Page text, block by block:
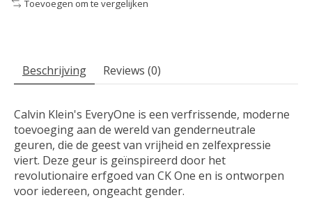
Toevoegen om te vergelijken
Beschrijving Reviews (0)
Calvin Klein's EveryOne is een verfrissende, moderne
toevoeging aan de wereld van genderneutrale
geuren, die de geest van vrijheid en zelfexpressie
viert. Deze geur is geïnspireerd door het
revolutionaire erfgoed van CK One en is ontworpen
voor iedereen, ongeacht gender.